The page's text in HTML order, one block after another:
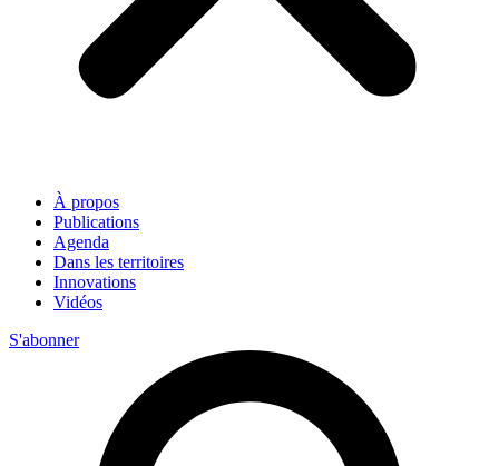
À propos
Publications
Agenda
Dans les territoires
Innovations
Vidéos
S'abonner